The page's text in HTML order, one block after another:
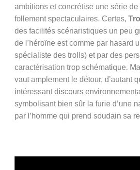
ambitions et concrétise une série
follement spectaculaires. Certes, Troll
des facilités scénaristiques un peu
de l’héroïne est comme par hasard
spécialiste des trolls) et par des
caractérisation trop schématique.
vaut amplement le détour, d’autant
intéressant discours
symbolisant bien sûr la furie d’une
par l’homme qui prend soudain sa